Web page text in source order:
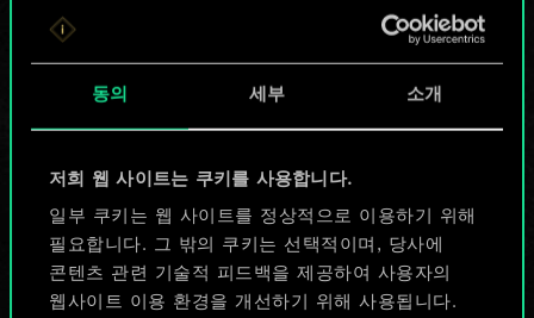
동의 세부 소개
저희 웹 사이트는 쿠키를 사용합니다.
일부 쿠키는 웹 사이트를 정상적으로 이용하기 위해
필요합니다. 그 밖의 쿠키는 선택적이며, 당사에
콘텐츠 관련 기술적 피드백을 제공하여 사용자의
웹사이트 이용 환경을 개선하기 위해 사용됩니다.
가능성을 가지고
있습니다!
덱 이름 짓기 & 가이드 작성하기
덱 편집